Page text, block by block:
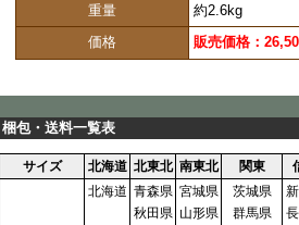
重量
約2.6kg
価格
販売価格：
梱包・送料一覧表
サイズ 北海道 北東北 南東北 関東
北海道 青森県
秋田県
宮城県
山形県
茨城県
群馬県